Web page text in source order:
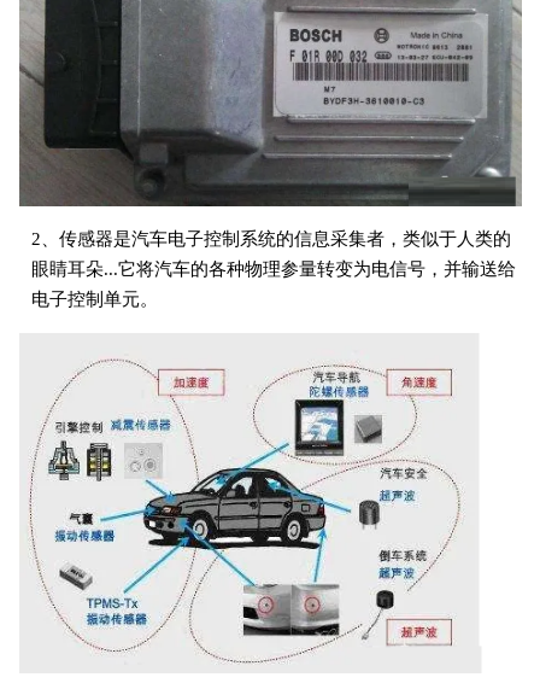
2、传感器是汽车电子控制系统的信息采集者，类似于人类的
眼睛耳朵...它将汽车的各种物理参量转变为电信号，并输送给
电子控制单元。